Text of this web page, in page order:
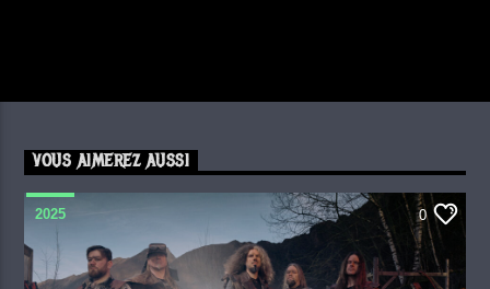
VOUS AIMEREZ AUSSI
2025 0